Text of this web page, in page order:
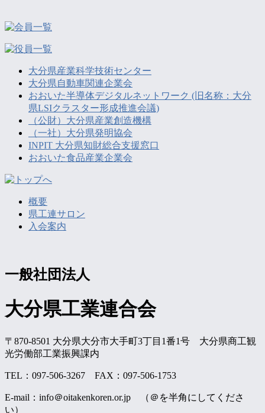
大分県産業科学技術センター
大分県自動車関連企業会
おおいた半導体デジタルネットワーク (旧名称：大分
県LSIクラスター形成推進会議)
（公財）大分県産業創造機構
（一社）大分県発明協会
INPIT 大分県知財総合支援窓口
おおいた食品産業企業会
概要
県工連サロン
入会案内
一般社団法人
大分県工業連合会
〒870-8501 大分県大分市大手町3丁目1番1号 大分県商工観
光労働部工業振興課内
TEL：097-506-3267 FAX：097-506-1753
E-mail：info＠oitakenkoren.or.jp （＠を半角にしてくださ
い）